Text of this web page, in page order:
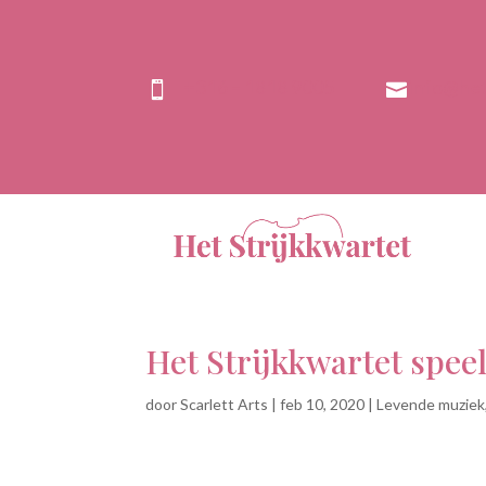
 
Het Strijkkwartet
doorScarlett Arts |feb 10, 2020 |Levende muziek